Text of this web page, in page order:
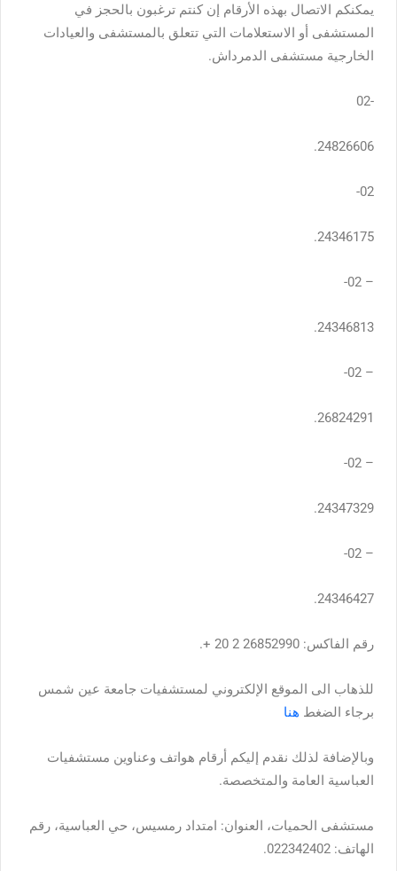
يمكنكم الاتصال بهذه الأرقام إن كنتم ترغبون بالحجز في
المستشفى أو الاستعلامات التي تتعلق بالمستشفى والعيادات
الخارجية مستشفى الدمرداش.
-02
24826606.
02-
24346175.
– 02-
24346813.
– 02-
26824291.
– 02-
24347329.
– 02-
24346427.
رقم الفاكس: 26852990 2 20 +.
للذهاب الى الموقع الإلكتروني لمستشفيات جامعة عين شمس
برجاء الضغط هنا
وبالإضافة لذلك نقدم إليكم أرقام هواتف وعناوين مستشفيات
العباسية العامة والمتخصصة.
مستشفى الحميات، العنوان: امتداد رمسيس، حي العباسية، رقم
الهاتف: 022342402.